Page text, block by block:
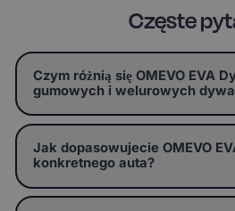
Częste
Czym różnią się OMEVO EVA
gumowych i welurowych
Jak dopasowujecie OMEVO
konkretnego auta?